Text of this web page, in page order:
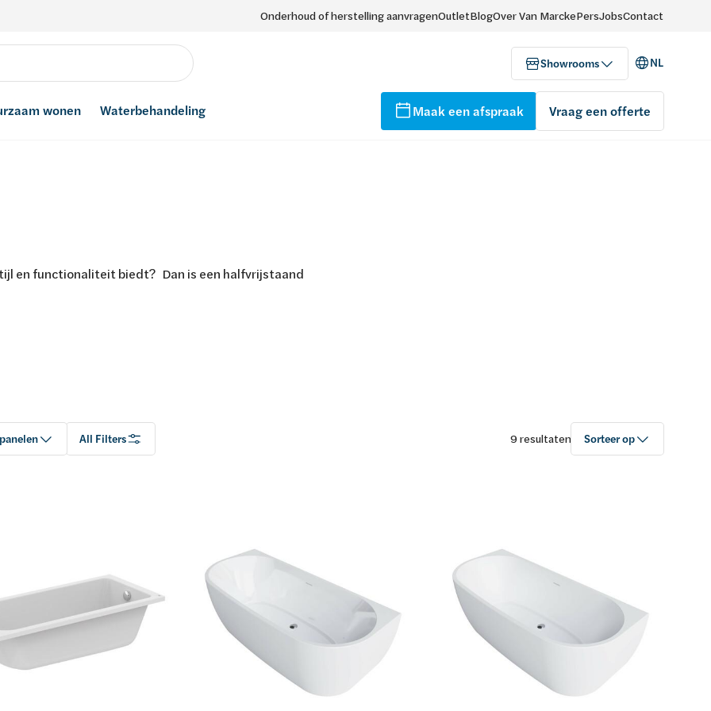
Onderhoud of herstelling aanvragenOutletBlogOver Van MarckePersJobsContact
Showrooms NL
wonen Waterbehandeling Maak een afspraak Vraag een offerte
en functionaliteit biedt? Dan is een halfvrijstaand
All Filters 9 resultaten Sorteer op